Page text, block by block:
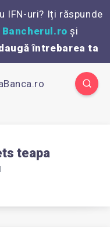
IFN-uri? Iți răspunde
Bancherul.ro și
întrebarea ta
teapa